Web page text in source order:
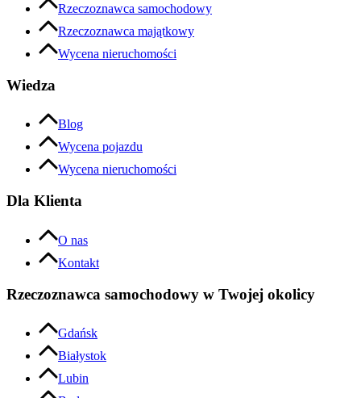
Rzeczoznawca samochodowy
Rzeczoznawca majątkowy
Wycena nieruchomości
Wiedza
Blog
Wycena pojazdu
Wycena nieruchomości
Dla Klienta
O nas
Kontakt
Rzeczoznawca samochodowy w Twojej okolicy
Gdańsk
Białystok
Lubin